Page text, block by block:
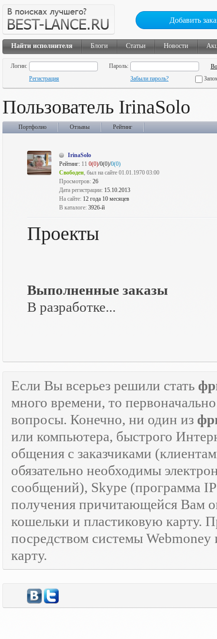
Добавить
Найти исполнителя Блоги Статьи Новости
Логин:
Пароль:
Регистрация
Забыли пароль?
Пользователь IrinaSolo
Портфолио Отзывы Рейтинг
IrinaSolo
Рейтинг: 11 0(0)/0(0)/0(0)
Свободен, был на сайте 01.01.1970 03:00
Просмотров: 26
Дата регистрации: 15.10.2013
На сайте: 12 года 10 месяцев
В каталоге: 3926-й
Проекты
Выполненные заказы
В разработке...
Если Вы всерьез решили стать
много времени, то
вопросы. Конечно, ни один из
или компьютера, быстрого
общения с заказчиками
обязательно необходимы
сообщений), Skype (программа
получения причитающейся Вам
кошельки и пластиковую карту.
посредством системы
карту.